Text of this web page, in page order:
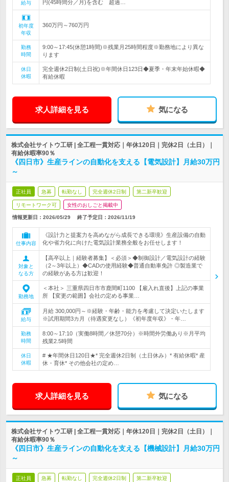
給与 円(45時間分／月)を含む 超過…
初年度
年収
360万円～760万円
勤務
時間
9:00～17:45(休憩1時間)※残業月25時間程度※勤務地により異な
ります
休日
休暇
完全週休2日制(土日祝)※年間休日123日◆夏季・年末年始休暇◆
有給休暇
求人詳細を見る 気になる
株式会社サイトウ工研 | 全工程一貫対応｜年休120日｜完休2日（土日）｜
有給休暇率90％
《四日市》生産ラインの自動化を支える【電気設計】月給30万円
～
正社員 急募 転勤なし 完全週休2日制 第二新卒歓迎
リモートワーク可 女性のおしごと掲載中
情報更新日：2026/05/29 終了予定日： 2026/11/19
仕事内容
《設計力と提案力を高めながら成長できる環境》生産設備の自動
化や省力化に向けた電気設計業務全般をお任せします！
対象と
なる方
【高卒以上｜経験者募集】＜必須＞◆制御設計／電気設計の経験
（2～3年以上）◆CADの使用経験◆普通自動車免許 ◎製造業で
の経験がある方は歓迎！
勤務地
＜本社＞ 三重県四日市市鹿間町1100 【雇入れ直後】上記の事業
所 【変更の範囲】会社の定める事業…
給与
月給 300,000円～※経験・年齢・能力を考慮して決定いたします
※試用期間3カ月（待遇変更なし）《初年度年収》・年…
勤務
時間
8:00～17:10（実働8時間／休憩70分）※時間外労働あり※月平均
残業2.5時間
休日
休暇
# ★年間休日120日★* 完全週休2日制（土日休み）* 有給休暇* 産
休・育休* その他会社の定め…
求人詳細を見る 気になる
株式会社サイトウ工研 | 全工程一貫対応｜年休120日｜完休2日（土日）｜
有給休暇率90％
《四日市》生産ラインの自動化を支える【機械設計】月給30万円
～
正社員 急募 転勤なし 完全週休2日制 第二新卒歓迎